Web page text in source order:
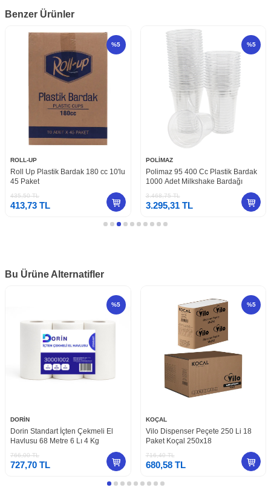
Benzer Ürünler
%5
ROLL-UP
Roll Up Plastik Bardak 180 cc 10'lu
45 Paket
435,50TL
413,73 TL
%5
POLİMAZ
Polimaz 95 400 Cc Plastik Bardak
1000 Adet Milkshake Bardağı
3.468,75TL
3.295,31TL
Bu Ürüne Alternatifler
%5
DORİN
Dorin Standart İçten Çekmeli El
Havlusu 68 Metre 6 Lı 4 Kg
766,00TL
727,70 TL
%5
KOÇAL
Vilo Dispenser Peçete 250 Li 18
Paket Koçal 250x18
716,40TL
680,58TL